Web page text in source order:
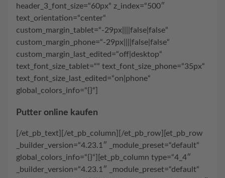
header_3_font_size=“60px“ z_index=“500″
text_orientation=“center“
custom_margin_tablet=“-29px||||false|false“
custom_margin_phone=“-29px||||false|false“
custom_margin_last_edited=“off|desktop“
text_font_size_tablet=““ text_font_size_phone=“35px“
text_font_size_last_edited=“on|phone“
global_colors_info=“{}“]
Putter online kaufen
[/et_pb_text][/et_pb_column][/et_pb_row][et_pb_row
_builder_version=“4.23.1″ _module_preset=“default“
global_colors_info=“{}“][et_pb_column type=“4_4″
_builder_version=“4.23.1″ _module_preset=“default“